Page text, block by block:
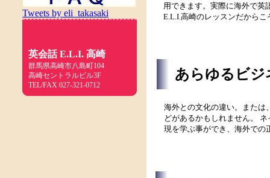
Tweets by eli_takasaki
英会話 E.L.I. 高崎
群馬県高崎市八島町104
高崎セントラルビル3F
TEL/FAX 027-321-0712
用できます。実際に海外で英
E.L.I.高崎のレッスンだから
あらゆるビジ
海外との文化の違い。または
どがあるかもしれません。
現を学ぶ事ができ、海外での